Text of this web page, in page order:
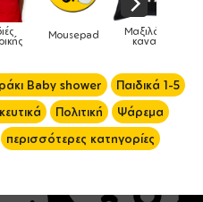
Ρολόγια Βρεφικά
Baby shower
Παιδικά 1-5
Πολιτική
Ψάρεμα
περισσότερες κατηγορίες